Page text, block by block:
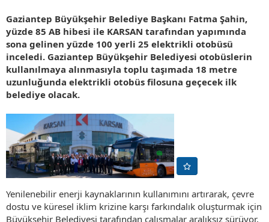
Gaziantep Büyükşehir Belediye Başkanı Fatma Şahin,
yüzde 85 AB hibesi ile KARSAN tarafından yapımında
sona gelinen yüzde 100 yerli 25 elektrikli otobüsü
inceledi. Gaziantep Büyükşehir Belediyesi otobüslerin
kullanılmaya alınmasıyla toplu taşımada 18 metre
uzunluğunda elektrikli otobüs filosuna geçecek ilk
belediye olacak.
Yenilenebilir enerji kaynaklarının kullanımını artırarak, çevre
dostu ve küresel iklim krizine karşı farkındalık oluşturmak için
Büyükşehir Belediyesi tarafından çalışmalar aralıksız sürüyor.